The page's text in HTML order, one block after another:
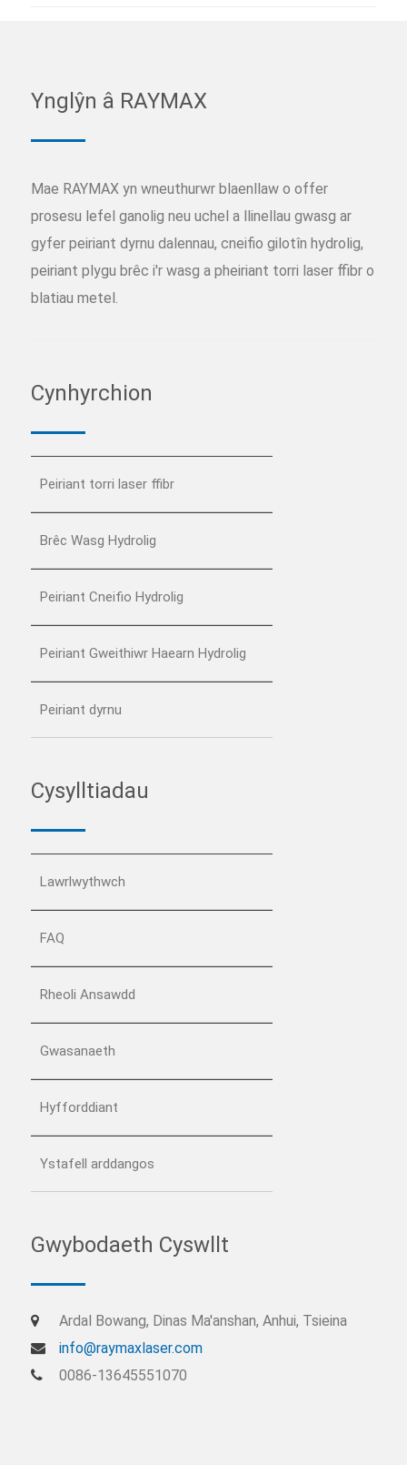
Ynglŷn â RAYMAX
Mae RAYMAX yn wneuthurwr blaenllaw o offer
prosesu lefel ganolig neu uchel a llinellau gwasg ar
gyfer peiriant dyrnu dalennau, cneifio gilotîn hydrolig,
peiriant plygu brêc i'r wasg a pheiriant torri laser ffibr o
blatiau metel.
Cynhyrchion
Peiriant torri laser ffibr
Brêc Wasg Hydrolig
Peiriant Cneifio Hydrolig
Peiriant Gweithiwr Haearn Hydrolig
Peiriant dyrnu
Cysylltiadau
Lawrlwythwch
FAQ
Rheoli Ansawdd
Gwasanaeth
Hyfforddiant
Ystafell arddangos
Gwybodaeth Cyswllt
Ardal Bowang, Dinas Ma'anshan, Anhui, Tsieina
info@raymaxlaser.com
0086-13645551070